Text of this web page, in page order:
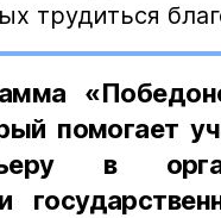
трудиться
помогает
в